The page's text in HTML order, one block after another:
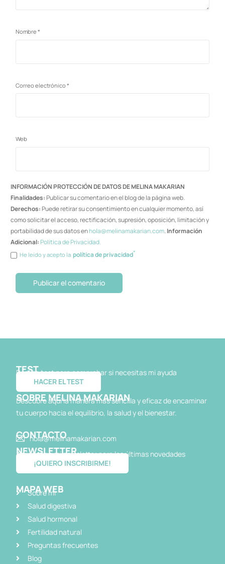
Nombre*
Correo electrónico*
Web
INFORMACIÓN PROTECCIÓN DE DATOS DE MELINA MAKARIAN
Finalidades:Publicar su comentario en el blog de la página web.
Derechos:Puede retirar su consentimiento en cualquier momento, así
como solicitar el acceso, rectificación, supresión, oposición, limitación y
portabilidad de sus datos enhola@melinamakarian.com. Información
Adicional: Política de Privacidad.
He leído y acepto lapolítica de privacidad*
TEST
Realiza test para comprobar si necesitas mi ayuda
HACER EL TEST
SOBRE MELINA MAKARIAN
Descubre aquí la manera más sencilla y eficaz de encaminar
tu cuerpo hacia el equilibrio, la salud y el bienestar.
CONTACTO
hola@melinamakarian.com
NEWSLETTER
Apúntate a mi newsletter para las últimas novedades
¡QUIERO INSCRIBIRME!
MAPA WEB
Sobre mi
Salud digestiva
Salud hormonal
Fertilidad natural
Preguntas frecuentes
Blog